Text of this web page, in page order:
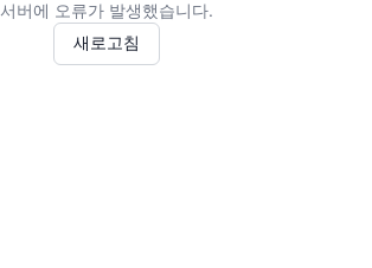
서버에 오류가 발생했습니다.
새로고침